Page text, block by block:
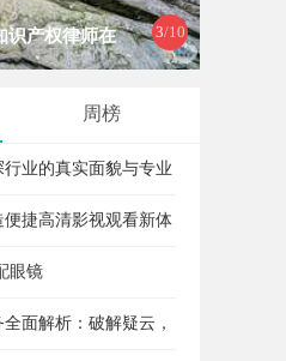
3/10
识产权律师在
周榜
业的真实面貌与专业
捷高清影视观看新体
眼镜
面解析：破解疑云，